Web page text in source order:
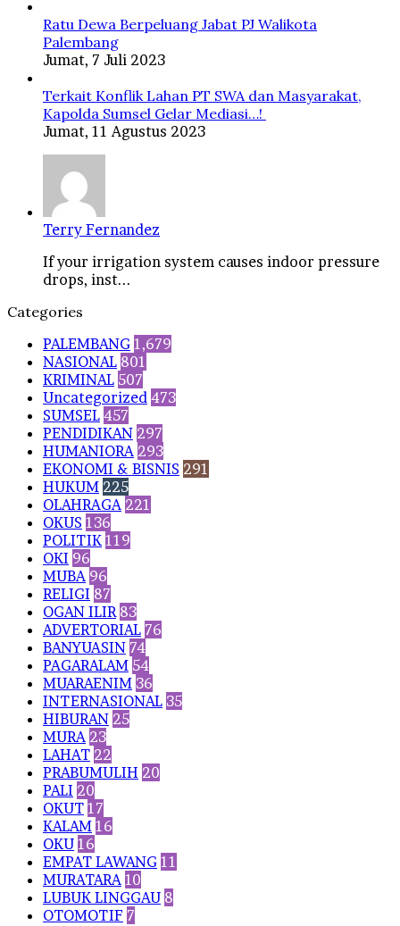
Ratu Dewa Berpeluang Jabat PJ Walikota
Palembang
Jumat, 7 Juli 2023
Terkait Konflik Lahan PT SWA dan Masyarakat,
Kapolda Sumsel Gelar Mediasi…!
Jumat, 11 Agustus 2023
Terry Fernandez
If your irrigation system causes indoor pressure
drops, inst...
Categories
PALEMBANG 1,679
NASIONAL 801
KRIMINAL 507
Uncategorized 473
SUMSEL 457
PENDIDIKAN 297
HUMANIORA 293
EKONOMI & BISNIS 291
HUKUM 225
OLAHRAGA 221
OKUS 136
POLITIK 119
OKI 96
MUBA 96
RELIGI 87
OGAN ILIR 83
ADVERTORIAL 76
BANYUASIN 74
PAGARALAM 54
MUARAENIM 36
INTERNASIONAL 35
HIBURAN 25
MURA 23
LAHAT 22
PRABUMULIH 20
PALI 20
OKUT 17
KALAM 16
OKU 16
EMPAT LAWANG 11
MURATARA 10
LUBUK LINGGAU 8
OTOMOTIF 7